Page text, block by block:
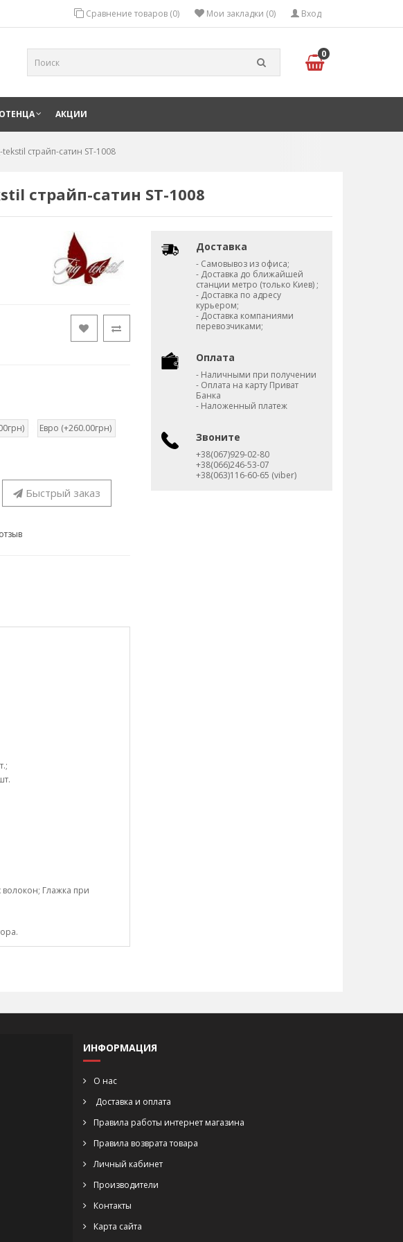
Вход
Мои закладки (0)
Сравнение товаров (0)
0
АКЦИИ
страйп-сатин ST-1008
страйп-сатин ST-1008
Евро (+260.00грн)
Быстрый заказ
Глажка при
Доставка
- Самовывоз из офиса;
- Доставка до ближайшей
станции метро (только Киев) ;
- Доставка по адресу
курьером;
- Доставка компаниями
перевозчиками;
Оплата
- Наличными при получении
- Оплата на карту Приват
Банка
- Наложенный платеж
Звоните
+38(067)929-02-80
+38(066)246-53-07
+38(063)116-60-65 (viber)
ИНФОРМАЦИЯ
О нас
Доставка и оплата
Правила работы интернет магазина
Правила возврата товара
Личный кабинет
Производители
Контакты
Карта сайта